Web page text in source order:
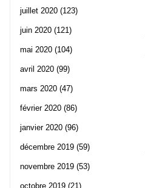
juillet 2020 (123)
juin 2020 (121)
mai 2020 (104)
avril 2020 (99)
mars 2020 (47)
février 2020 (86)
janvier 2020 (96)
décembre 2019 (59)
novembre 2019 (53)
octobre 2019 (21)